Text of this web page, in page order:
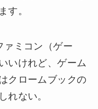
す。
ァミコン（ゲー
いけれど、ゲーム
クロームブックの
れない。